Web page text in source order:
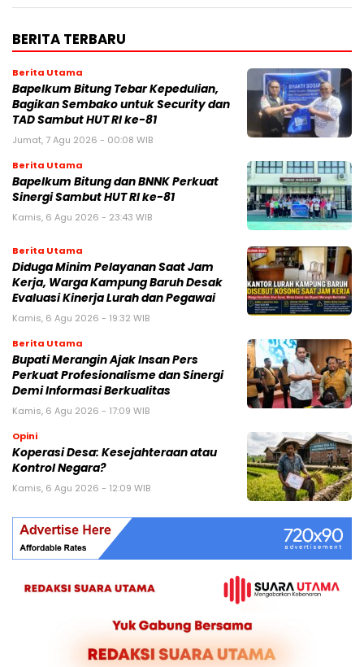
BERITA TERBARU
Berita Utama
Bapelkum Bitung Tebar Kepedulian,
Bagikan Sembako untuk Security dan
TAD Sambut HUT RI ke-81
Jumat, 7 Agu 2026 - 00:08 WIB
Berita Utama
Bapelkum Bitung dan BNNK Perkuat
Sinergi Sambut HUT RI ke-81
Kamis, 6 Agu 2026 - 23:43 WIB
Berita Utama
Diduga Minim Pelayanan Saat Jam
Kerja, Warga Kampung Baruh Desak
Evaluasi Kinerja Lurah dan Pegawai
Kamis, 6 Agu 2026 - 19:32 WIB
Berita Utama
Bupati Merangin Ajak Insan Pers
Perkuat Profesionalisme dan Sinergi
Demi Informasi Berkualitas
Kamis, 6 Agu 2026 - 17:09 WIB
Opini
Koperasi Desa: Kesejahteraan atau
Kontrol Negara?
Kamis, 6 Agu 2026 - 12:09 WIB